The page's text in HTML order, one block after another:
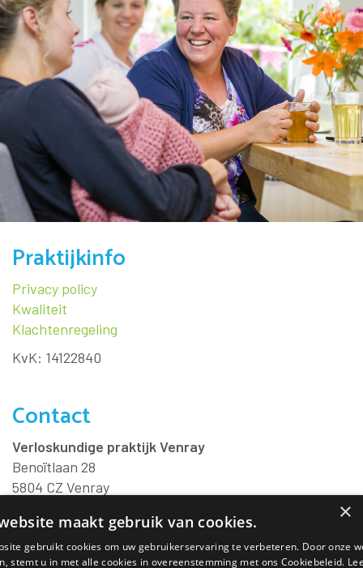
Praktijkinfo
Privacy policy
Kwaliteit
Klachtenregeling
KvK: 14122840
Contact
Verloskundige praktijk Venray
Benoïtlaan 28
5804 CZ Venray
Dienstnummer:06 22 922 151
E-mail:info@verloskundigepraktijkvenray.nl
×
maakt gebruik van cookies.
gebruikt cookies om uw gebruikerservaring te verbeteren. Door onze
stemt u in met alle cookies in overeenstemming met ons Cookiebeleid.